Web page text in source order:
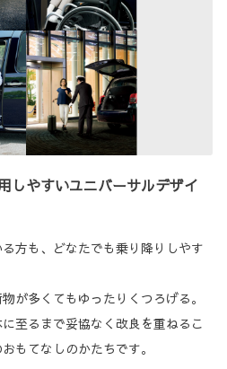
しやすいユニバーサルデザイ
方も、どなたでも乗り降りしやす
が多くてもゆったりくつろげる。
至るまで妥協なく改良を重ねるこ
もてなしのかたちです。